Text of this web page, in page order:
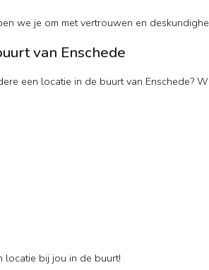
we je om met vertrouwen en
van Enschede
een locatie in de buurt van Enschede?
locatie bij jou in de buurt!